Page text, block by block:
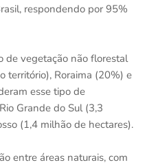
respondendo por 95%
de vegetação não florestal
território), Roraima (20%) e
esse tipo de
Grande do Sul (3,3
(1,4 milhão de hectares).
entre áreas naturais, com